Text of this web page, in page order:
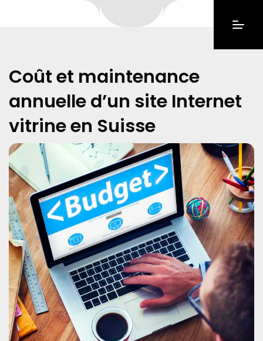
Coût et maintenance
annuelle d’un site Internet
vitrine en Suisse